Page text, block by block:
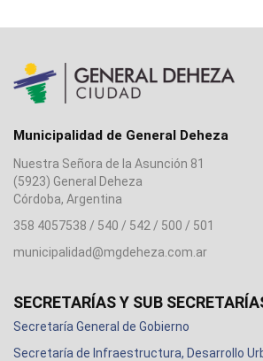
Municipalidad de General Deheza
Nuestra Señora de la Asunción 81
(5923) General Deheza
Córdoba, Argentina
358 4057538 / 540 / 542 / 500 / 501
municipalidad@mgdeheza.com.ar
SECRETARÍAS Y SUB
Secretaría General de Gobierno
Secretaría de Infraestructura, Desarrollo